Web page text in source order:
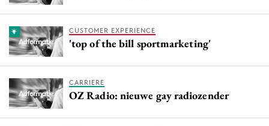
CUSTOMER EXPERIENCE
'top of the bill sportmarketing'
CARRIERE
OZ Radio: nieuwe gay radiozender